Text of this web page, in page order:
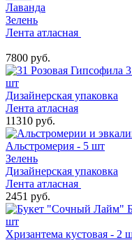
Лаванда
Зелень
Лента атласная
7800 руб.
шт
Дизайнерская упаковка
Лента атласная
11310 руб.
Альстромерия - 5 шт
Зелень
Дизайнерская упаковка
Лента атласная
2451 руб.
шт
Хризантема кустовая - 2